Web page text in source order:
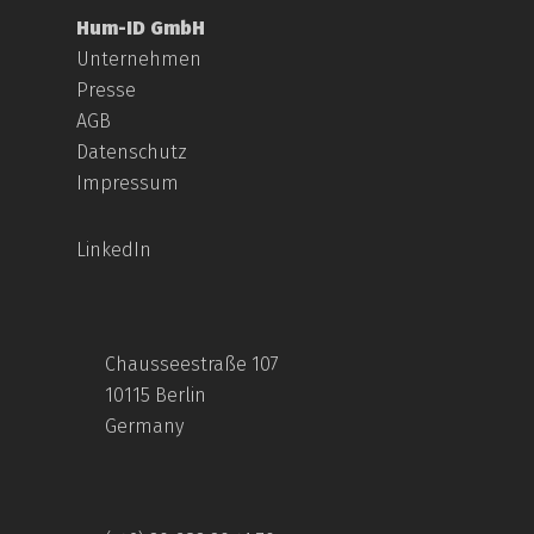
Hum-ID GmbH
Unternehmen
Presse
AGB
Datenschutz
Impressum
LinkedIn
Chausseestraße 107
10115 Berlin
Germany